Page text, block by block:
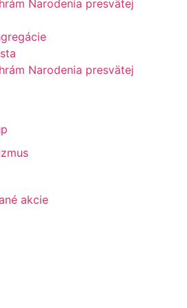
Narodenia presvätej
Narodenia presvätej
akcie